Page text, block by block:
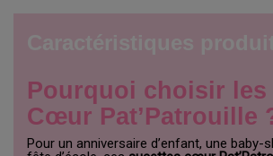
Pourquoi choisir les
Cœur Pat’Patrouille
Pour un anniversaire d’enfant, une baby-